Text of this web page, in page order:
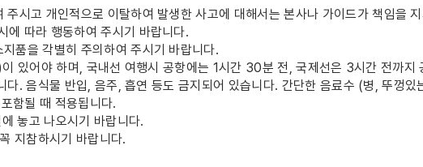
주시고 개인적으로 이탈하여 발생한 사고에 대해서는 본사나 가이드가 책임을
에 따라 행동하여 주시기 바랍니다.
품을 각별히 주의하여 주시기 바랍니다.
있어야 하며, 국내선 여행시 공항에는 1시간 30분 전, 국제선은 3시간 전까지
다. 음식물 반입, 음주, 흡연 등도 금지되어 있습니다. 간단한 음료수 (병, 뚜껑있
함될 때 적용됩니다.
놓고 나오시기 바랍니다.
지참하시기 바랍니다.